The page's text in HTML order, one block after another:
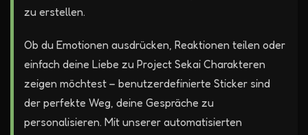
zu erstellen.
Ob du Emotionen ausdrücken, Reaktionen teilen oder
einfach deine Liebe zu Project Sekai Charakteren
zeigen möchtest – benutzerdefinierte Sticker sind
der perfekte Weg, deine Gespräche zu
personalisieren. Mit unserer automatisierten